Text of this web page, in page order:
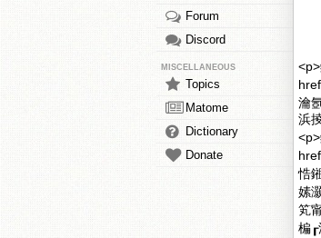
Forum
Discord
MISCELLANEOUS
Topics
Matome
Dictionary
Donate
瀹
浜
悎
嫊
笂
楄┎